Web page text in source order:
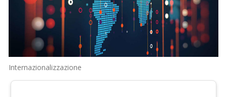
Internazionalizzazione